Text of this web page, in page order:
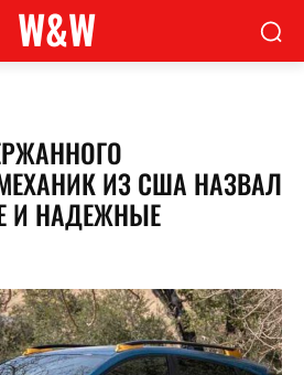
W&W
ИЗ США НАЗВАЛ
И НАДЕЖНЫЕ